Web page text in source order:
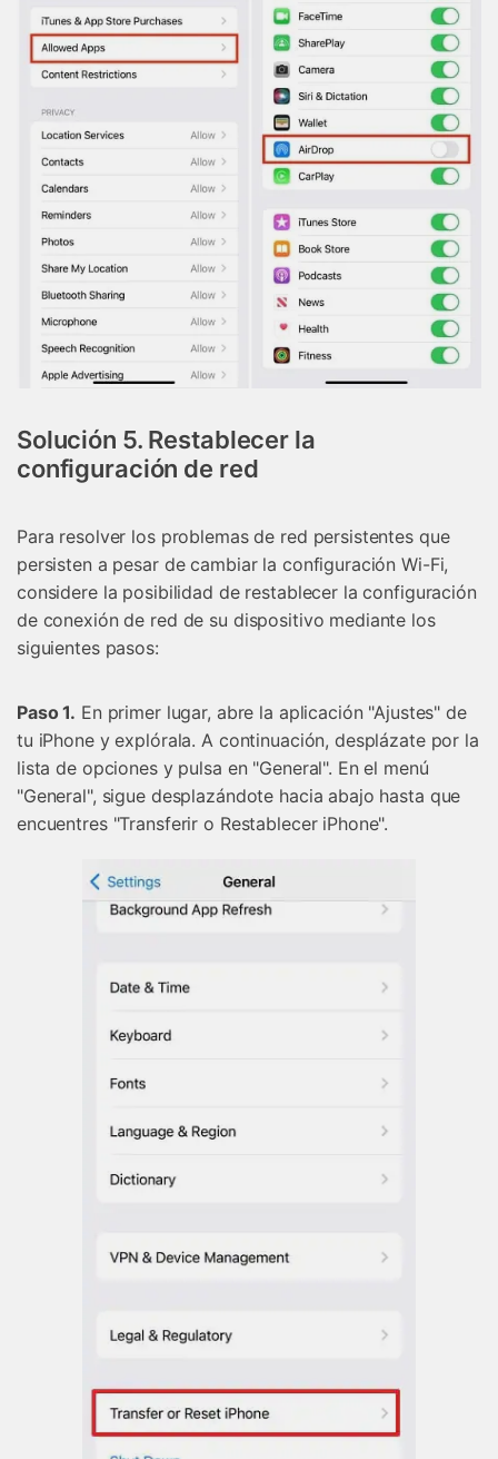
Solución 5. Restablecer la
configuración de red
Para resolver los problemas de red persistentes que
persisten a pesar de cambiar la configuración Wi-Fi,
considere la posibilidad de restablecer la configuración
de conexión de red de su dispositivo mediante los
siguientes pasos:
Paso 1. En primer lugar, abre la aplicación "Ajustes" de
tu iPhone y explórala. A continuación, desplázate por la
lista de opciones y pulsa en "General". En el menú
"General", sigue desplazándote hacia abajo hasta que
encuentres "Transferir o Restablecer iPhone".
+50M usuarios y +17 años de confianza
Desbloquea, repara y protege tu teléfono
Recupera y transfiere datos fácilmente
Tecnología IA: sin conocimientos técnicos
Prueba Online